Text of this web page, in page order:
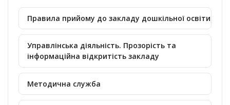
Правила прийому до закладу дошкільної освіти
Управлінська діяльність. Прозорість та
інформаційна відкритість закладу
Методична служба